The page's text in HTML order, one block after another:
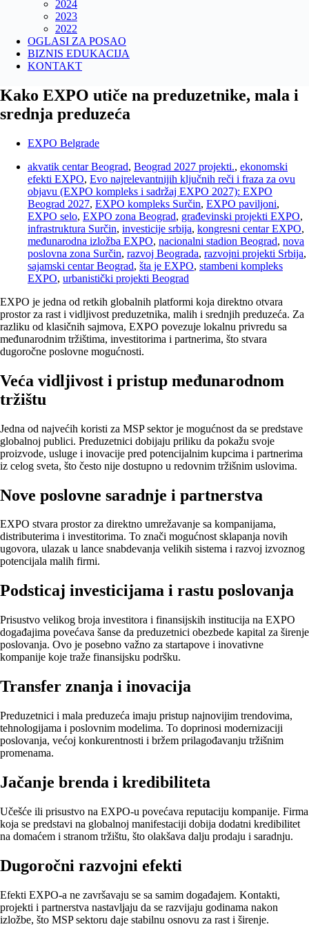
2024
2023
2022
OGLASI ZA POSAO
BIZNIS EDUKACIJA
KONTAKT
Kako EXPO utiče na preduzetnike, mala i
srednja preduzeća
EXPO Belgrade
akvatik centar Beograd, Beograd 2027 projekti., ekonomski
efekti EXPO, Evo najrelevantnijih ključnih reči i fraza za ovu
objavu (EXPO kompleks i sadržaj EXPO 2027): EXPO
Beograd 2027, EXPO kompleks Surčin, EXPO paviljoni,
EXPO selo, EXPO zona Beograd, građevinski projekti EXPO,
infrastruktura Surčin, investicije srbija, kongresni centar EXPO,
međunarodna izložba EXPO, nacionalni stadion Beograd, nova
poslovna zona Surčin, razvoj Beograda, razvojni projekti Srbija,
sajamski centar Beograd, šta je EXPO, stambeni kompleks
EXPO, urbanistički projekti Beograd
EXPO je jedna od retkih globalnih platformi koja direktno otvara
prostor za rast i vidljivost preduzetnika, malih i srednjih preduzeća. Za
razliku od klasičnih sajmova, EXPO povezuje lokalnu privredu sa
međunarodnim tržištima, investitorima i partnerima, što stvara
dugoročne poslovne mogućnosti.
Veća vidljivost i pristup međunarodnom
tržištu
Jedna od najvećih koristi za MSP sektor je mogućnost da se predstave
globalnoj publici. Preduzetnici dobijaju priliku da pokažu svoje
proizvode, usluge i inovacije pred potencijalnim kupcima i partnerima
iz celog sveta, što često nije dostupno u redovnim tržišnim uslovima.
Nove poslovne saradnje i partnerstva
EXPO stvara prostor za direktno umrežavanje sa kompanijama,
distributerima i investitorima. To znači mogućnost sklapanja novih
ugovora, ulazak u lance snabdevanja velikih sistema i razvoj izvoznog
potencijala malih firmi.
Podsticaj investicijama i rastu poslovanja
Prisustvo velikog broja investitora i finansijskih institucija na EXPO
događajima povećava šanse da preduzetnici obezbede kapital za širenje
poslovanja. Ovo je posebno važno za startapove i inovativne
kompanije koje traže finansijsku podršku.
Transfer znanja i inovacija
Preduzetnici i mala preduzeća imaju pristup najnovijim trendovima,
tehnologijama i poslovnim modelima. To doprinosi modernizaciji
poslovanja, većoj konkurentnosti i bržem prilagođavanju tržišnim
promenama.
Jačanje brenda i kredibiliteta
Učešće ili prisustvo na EXPO-u povećava reputaciju kompanije. Firma
koja se predstavi na globalnoj manifestaciji dobija dodatni kredibilitet
na domaćem i stranom tržištu, što olakšava dalju prodaju i saradnju.
Dugoročni razvojni efekti
Efekti EXPO-a ne završavaju se sa samim događajem. Kontakti,
projekti i partnerstva nastavljaju da se razvijaju godinama nakon
izložbe, što MSP sektoru daje stabilnu osnovu za rast i širenje.